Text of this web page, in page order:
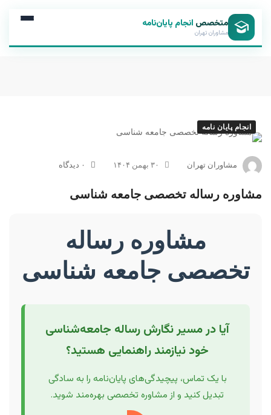
متخصص انجام پایان‌نامه
مشاوران تهران
انجام پایان نامه
مشاوران تهران ۳۰ بهمن ۱۴۰۴ ۰ دیدگاه
مشاوره رساله تخصصی جامعه شناسی
مشاوره رساله
تخصصی جامعه شناسی
آیا در مسیر نگارش رساله جامعه‌شناسی
خود نیازمند راهنمایی هستید؟
با یک تماس، پیچیدگی‌های پایان‌نامه را به سادگی
تبدیل کنید و از مشاوره تخصصی بهره‌مند شوید.